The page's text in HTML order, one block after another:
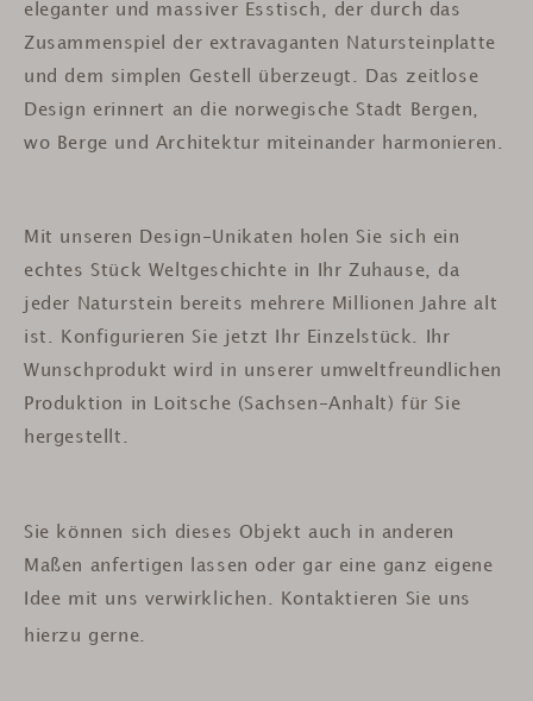
eleganter und massiver Esstisch, der durch das
Zusammenspiel der extravaganten Natursteinplatte
und dem simplen Gestell überzeugt. Das zeitlose
Design erinnert an die norwegische Stadt Bergen,
wo Berge und Architektur miteinander harmonieren.
Mit unseren Design-Unikaten holen Sie sich ein
echtes Stück Weltgeschichte in Ihr Zuhause, da
jeder Naturstein bereits mehrere Millionen Jahre alt
ist.
Konfigurieren Sie jetzt Ihr Einzelstück. Ihr
Wunschprodukt wird in unserer umweltfreundlichen
Produktion in Loitsche (Sachsen-Anhalt) für Sie
hergestellt.
Sie können sich dieses Objekt auch in anderen
Maßen anfertigen lassen oder gar eine ganz eigene
Idee mit uns verwirklichen. Kontaktieren Sie uns
hierzu gerne.